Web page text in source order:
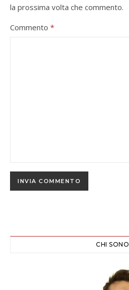
la prossima volta che commento.
Commento *
CHI SONO